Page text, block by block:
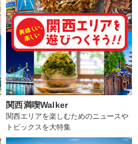
関西満喫Walker
関西エリアを楽しむためのニュースや
トピックスを大特集